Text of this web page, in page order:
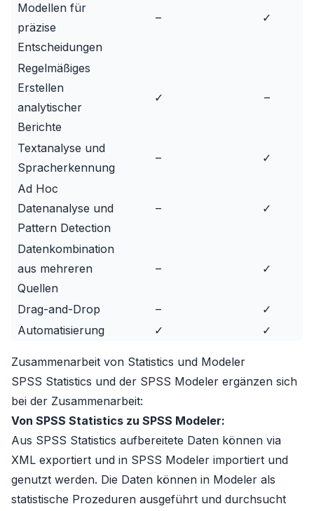
Modellen für
präzise
Entscheidungen
– ✓
Regelmäßiges
Erstellen
analytischer
Berichte
✓ –
Textanalyse und
Spracherkennung
– ✓
Ad Hoc
Datenanalyse und
Pattern Detection
– ✓
Datenkombination
aus mehreren
Quellen
– ✓
Drag-and-Drop –
✓
Automatisierung
✓ ✓
Zusammenarbeit von Statistics und Modeler
SPSS Statistics und der SPSS Modeler ergänzen sich
bei der Zusammenarbeit:
Von SPSS Statistics zu SPSS Modeler:
Aus SPSS Statistics aufbereitete Daten können via
XML exportiert und in SPSS Modeler importiert und
genutzt werden. Die Daten können in Modeler als
statistische Prozeduren ausgeführt und durchsucht